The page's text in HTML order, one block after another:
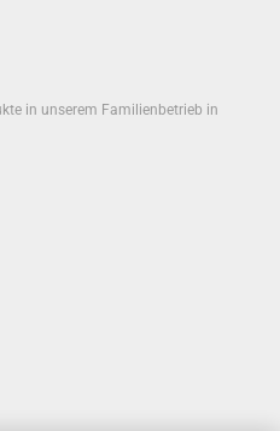
in unserem Familienbetrieb in